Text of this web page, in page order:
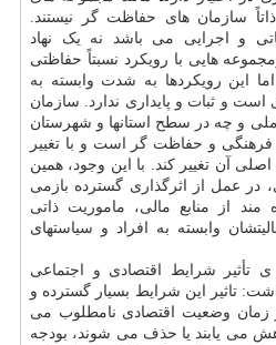
سازمان های حفاظت گر نیستند.
و اجرایی می باشد نه یک نهاد
هایی با رویکرد نسبتاً حفاظتی
این رویکردها به شدت وابسته به
و ثبات و پایداری ندارد. سازمان
و چه در سطح استانها و شهرستان
فرهنگی و حفاظت گر است و با تغییر
آن تغییر کند. با این وجود، همین
در عمل از اثرگذاری گسترده بازمی
مند از منابع مالی، ماموریت ذاتی
وابسته به افراد و سیاستهای
ی تأثیر شرایط اقتصادی و اجتماعی
تاثیر این شرایط بسیار گسترده و
وضعیت اقتصادی نامطلوب می
می یابند یا حذف می شوند، بودجه